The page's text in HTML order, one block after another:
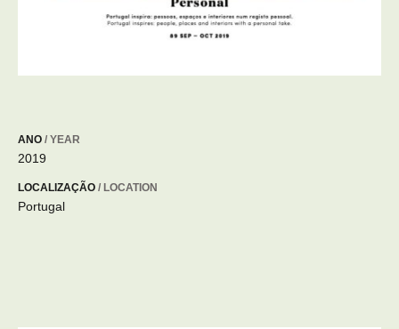
ANO / YEAR
2019
LOCALIZAÇÃO / LOCATION
Portugal